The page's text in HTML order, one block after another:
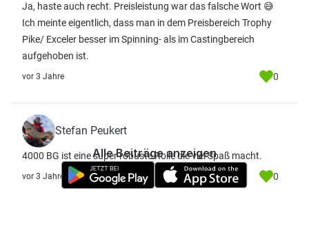
Ja, haste auch recht. Preisleistung war das falsche Wort 😅
Ich meinte eigentlich, dass man in dem Preisbereich Trophy
Pike/ Exceler besser im Spinning- als im Castingbereich
aufgehoben ist.
vor 3 Jahre 0
Stefan Peukert
4000 BG ist eine super robuste Rolle die viel Spaß macht.
vor 3 Jahre 0
Alle Beiträge anzeigen